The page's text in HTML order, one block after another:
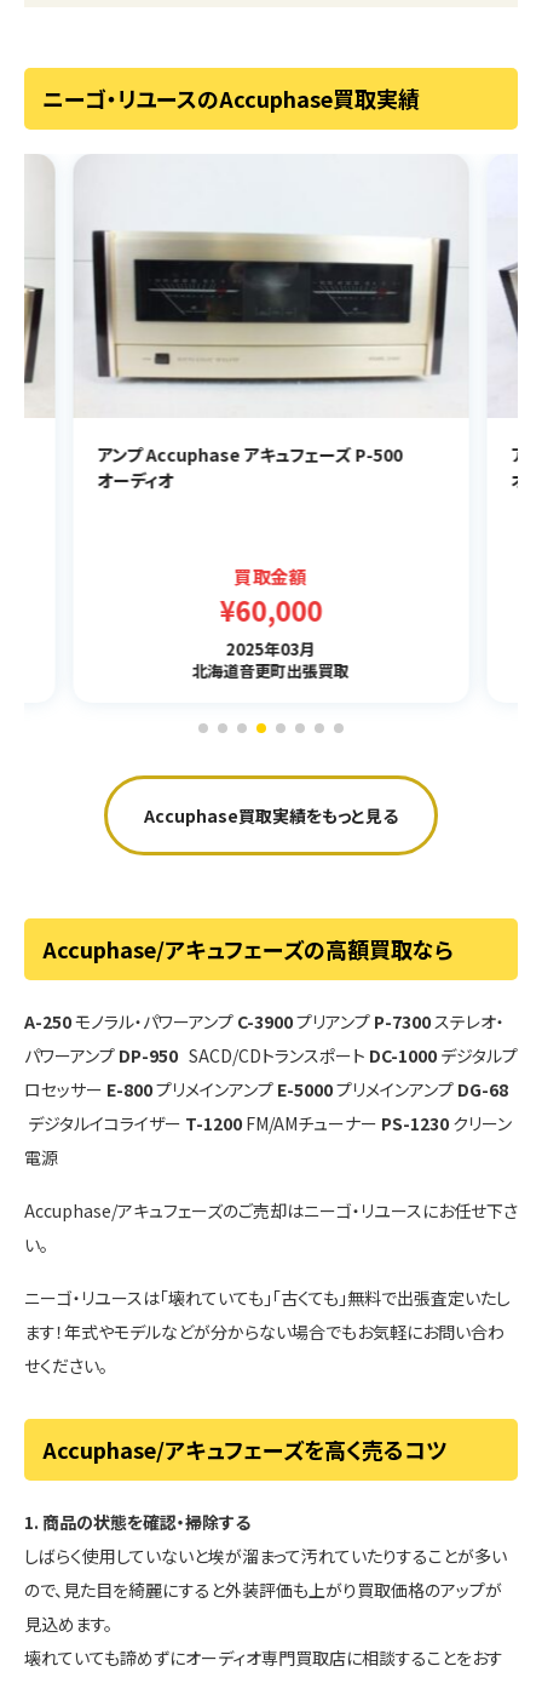
ニーゴ・リユースのAccuphase買取実績
アンプ Accuphase アキュフェーズ P-500
オーディオ
買取金額
¥60,000
2025年03月
北海道音更町出張買取
ア
オ
Accuphase買取実績をもっと見る
Accuphase/アキュフェーズの高額買取なら
A-250モノラル・パワーアンプ C-3900プリアンプ P-7300 ステレオ・
パワーアンプ DP-950 SACD/CDトランスポート DC-1000 デジタルプ
ロセッサー E-800プリメインアンプ E-5000プリメインアンプ DG-68
デジタルイコライザー T-1200 FM/AMチューナー PS-1230 クリーン
電源
Accuphase/アキュフェーズのご売却はニーゴ・リユースにお任せ下さ
い。
ニーゴ・リユースは「壊れていても」「古くても」無料で出張査定いたし
ます！年式やモデルなどが分からない場合でもお気軽にお問い合わ
せください。
Accuphase/アキュフェーズを高く売るコツ
1. 商品の状態を確認・掃除する
しばらく使用していないと埃が溜まって汚れていたりすることが多い
ので、見た目を綺麗にすると外装評価も上がり買取価格のアップが
見込めます。
壊れていても諦めずにオーディオ専門買取店に相談することをおす